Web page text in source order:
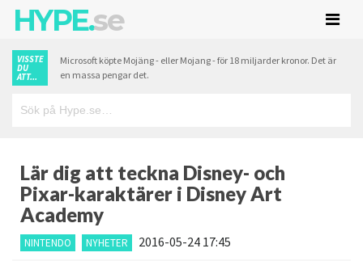
HYPE.se
VISSTE
DU
ATT...
Microsoft köpte Mojäng - eller Mojang - för 18 miljarder kronor. Det är
en massa pengar det.
Lär dig att teckna Disney- och
Pixar-karaktärer i Disney Art
Academy
NINTENDO NYHETER 2016-05-24 17:45